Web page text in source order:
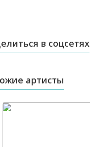
в соцсетях
артисты